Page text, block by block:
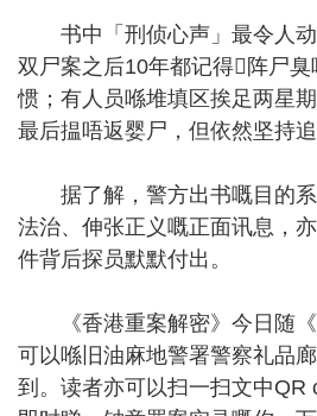
书中「刑侦心声」最令人动
双尸案之后10年都记得𠮶阵尸
惯；有人员喺堆填区挨足两星
最后揾唔返婴尸，但依然坚持追
据了解，警方出书嘅目的系
法治、伸张正义嘅正面讯息，
件背后探员默默付出。
《香港重案解密》今日随《
可以喺旧油麻地警署警察礼品
到。读者亦可以扫一扫文中QR